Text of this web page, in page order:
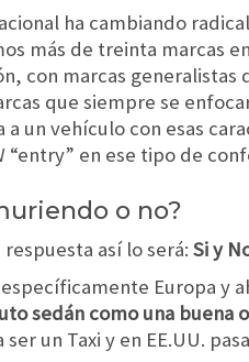
ha cambiando
más de treinta marcas
con marcas
que siempre se
un vehículo con esas
“entry” en ese tipo de
o no?
así lo será: Si y
Europa y
sedán como una buena
un Taxi y en EE.UU.